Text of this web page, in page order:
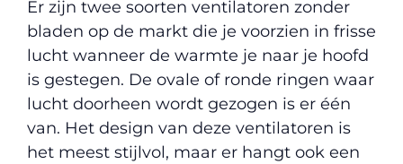
Er zijn twee soorten ventilatoren zonder
bladen op de markt die je voorzien in frisse
lucht wanneer de warmte je naar je hoofd
is gestegen. De ovale of ronde ringen waar
lucht doorheen wordt gezogen is er één
van. Het design van deze ventilatoren is
het meest stijlvol, maar er hangt ook een